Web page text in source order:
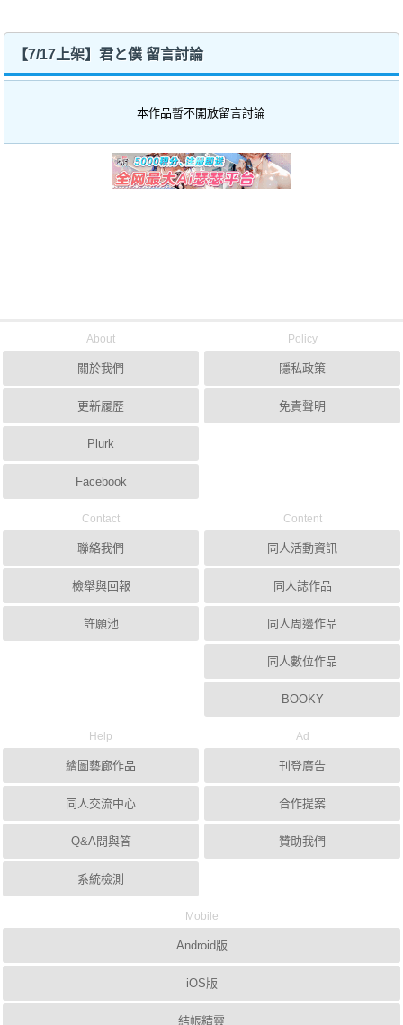
【7/17上架】君と僕 留言討論
本作品暫不開放留言討論
About
關於我們
更新履歷
Plurk
Facebook
Policy
隱私政策
免責聲明
Contact
聯絡我們
檢舉與回報
許願池
Content
同人活動資訊
同人誌作品
同人周邊作品
同人數位作品
BOOKY
Help
繪圖藝廊作品
同人交流中心
Q&A問與答
系統檢測
Ad
刊登廣告
合作提案
贊助我們
Mobile
Android版
iOS版
結帳精靈